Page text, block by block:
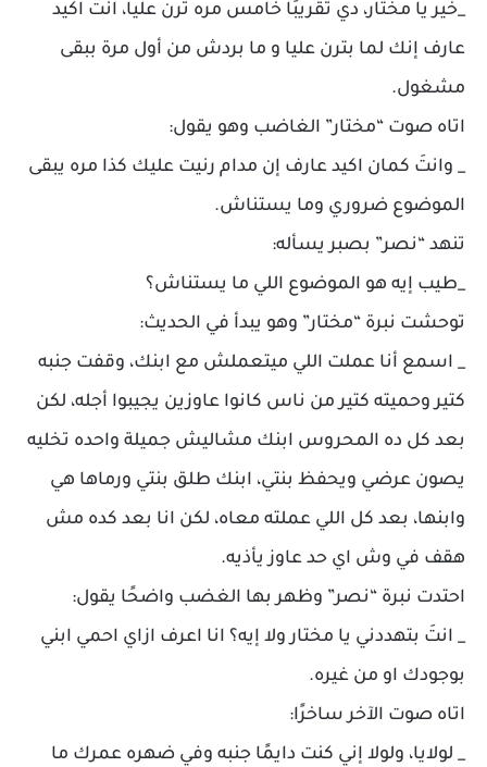
_خير يا مختار، دي تقريبًا خامس مره ترن عليا، انتَ اكيد
عارف إنك لما بترن عليا و ما بردش من أول مرة ببقى
مشغول.
اتاه صوت “مختار” الغاضب وهو يقول:
_ وانتَ كمان اكيد عارف إن مدام رنيت عليك كذا مره يبقى
الموضوع ضروري وما يستناش.
تنهد “نصر” بصبر يسأله:
_طيب إيه هو الموضوع اللي ما يستناش؟
توحشت نبرة “مختار” وهو يبدأ في الحديث:
_ اسمع أنا عملت اللي ميتعملش مع ابنك، وقفت جنبه
كتير وحميته كتير من ناس كانوا عاوزين يجيبوا أجله، لكن
بعد كل ده المحروس ابنك مشاليش جميلة واحده تخليه
يصون عرضي ويحفظ بنتي، ابنك طلق بنتي ورماها هي
وابنها، بعد كل اللي عملته معاه، لكن انا بعد كده مش
هقف في وش اي حد عاوز يأذيه.
احتدت نبرة “نصر” وظهر بها الغضب واضحًا يقول:
_ انتَ بتهددني يا مختار ولا إيه؟ انا اعرف ازاي احمي ابني
بوجودك او من غيره.
اتاه صوت الآخر ساخرًا:
_ لولايا، ولولا إني كنت دايمًا جنبه وفي ضهره عمرك ما